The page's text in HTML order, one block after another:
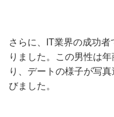
さらに、IT業界の成功
りました。この男性は
り、デートの様子が写
びました。